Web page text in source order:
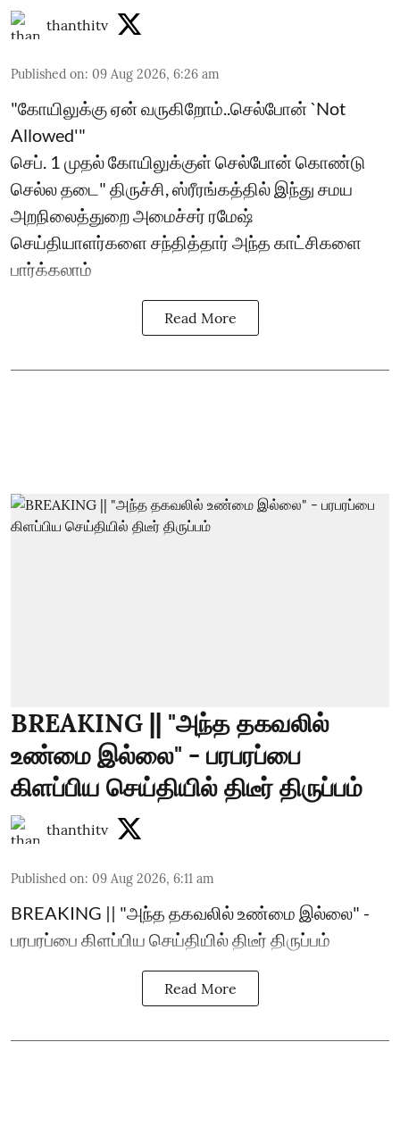
thanthitv
Published on: 09 Aug 2026, 6:26 am
"கோயிலுக்கு ஏன் வருகிறோம்..செல்போன் `Not
Allowed'"
செப். 1 முதல் கோயிலுக்குள் செல்போன் கொண்டு
செல்ல தடை" திருச்சி, ஸ்ரீரங்கத்தில் இந்து சமய
அறநிலைத்துறை அமைச்சர் ரமேஷ்
செய்தியாளர்களை சந்தித்தார் அந்த காட்சிகளை
பார்க்கலாம்
Read More
BREAKING || "அந்த தகவலில்
உண்மை இல்லை" - பரபரப்பை
கிளப்பிய செய்தியில் திடீர் திருப்பம்
thanthitv
Published on: 09 Aug 2026, 6:11 am
BREAKING || "அந்த தகவலில் உண்மை இல்லை" -
பரபரப்பை கிளப்பிய செய்தியில் திடீர் திருப்பம்
Read More